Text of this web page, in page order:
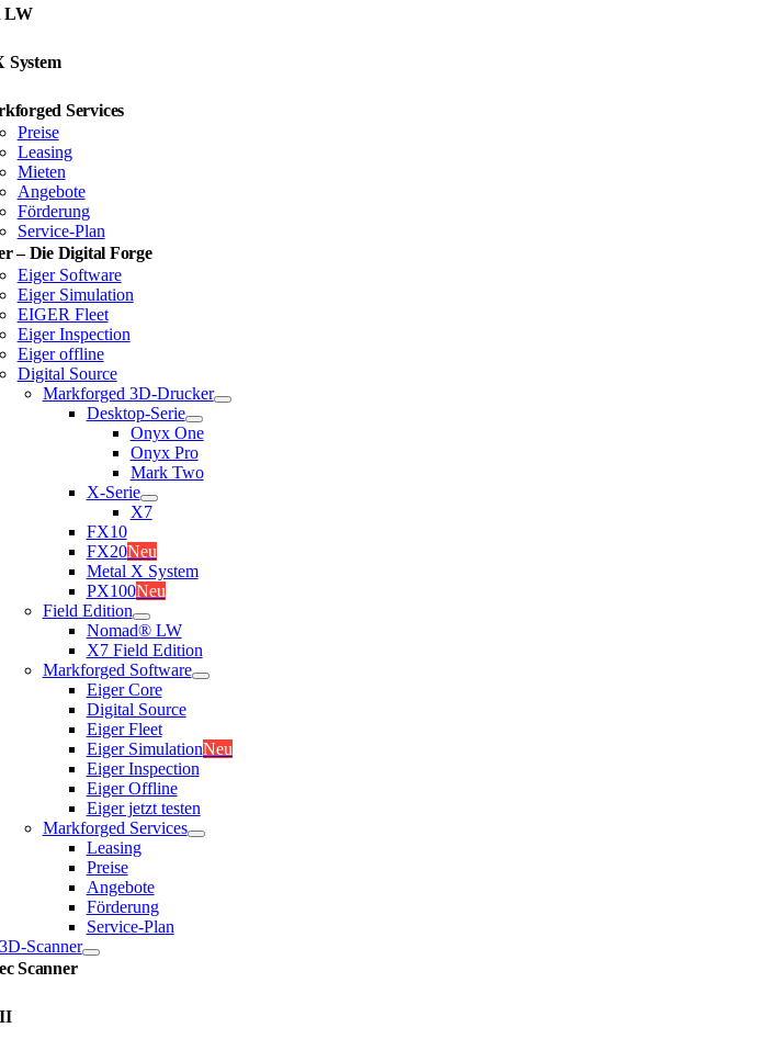
LW
System
Services
Preise
Leasing
Mieten
Angebote
Förderung
Service-Plan
– Die Digital Forge
Eiger Software
Eiger Simulation
EIGER Fleet
Eiger Inspection
Eiger offline
Digital Source
Markforged 3D-Drucker
Desktop-Serie
Onyx One
Onyx Pro
Mark Two
X-Serie
X7
FX10
FX20Neu
Metal X System
PX100Neu
Field Edition
Nomad® LW
X7 Field Edition
Markforged Software
Eiger Core
Digital Source
Eiger Fleet
Eiger SimulationNeu
Eiger Inspection
Eiger Offline
Eiger jetzt testen
Markforged Services
Leasing
Preise
Angebote
Förderung
Service-Plan
Scanner
Scanner